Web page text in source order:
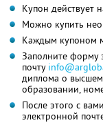
Купон действует
Можно купить
Каждым купоном
Заполните форму
почту
диплома о
образовании,
После этого с
электронной